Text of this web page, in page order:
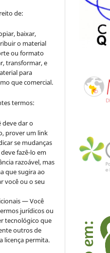
de:
baixar,
o material
ou formato
transformar, e
para
que comercial.
termos:
dar o
prover um link
se mudanças
fazê-lo em
razoável, mas
que sugira ao
você ou o seu
— Você
jurídicos ou
tecnológico que
outros de
licença permita.